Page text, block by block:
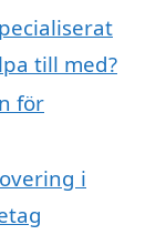
till med?
för
i